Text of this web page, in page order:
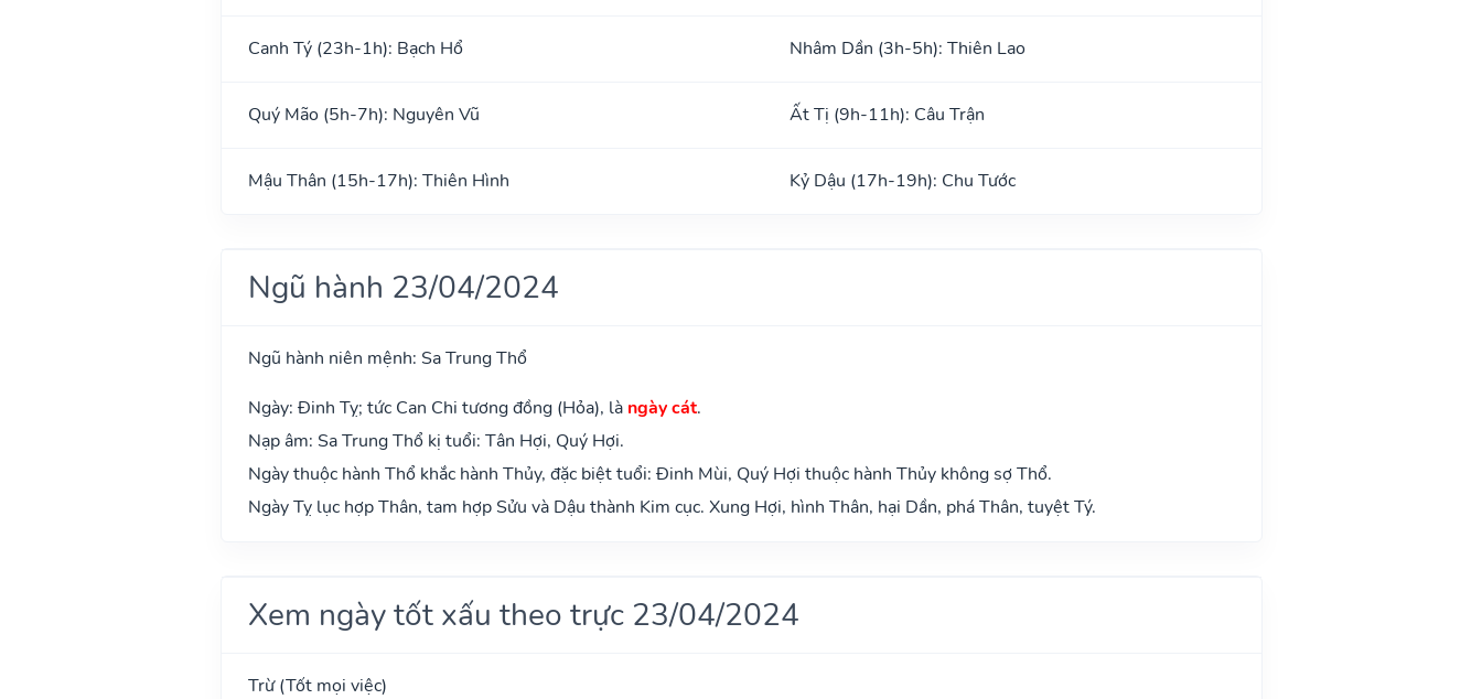
Canh Tý (23h-1h): Bạch Hổ Nhâm Dần (3h-5h): Thiên Lao
Quý Mão (5h-7h): Nguyên Vũ Ất Tị (9h-11h): Câu Trận
Mậu Thân (15h-17h): Thiên Hình Kỷ Dậu (17h-19h): Chu Tước
Ngũ hành 23/04/2024
Ngũ hành niên mệnh: Sa Trung Thổ
Ngày: Đinh Tỵ; tức Can Chi tương đồng (Hỏa), là ngày cát.
Nạp âm: Sa Trung Thổ kị tuổi: Tân Hợi, Quý Hợi.
Ngày thuộc hành Thổ khắc hành Thủy, đặc biệt tuổi: Đinh Mùi, Quý Hợi thuộc hành Thủy không sợ Thổ.
Ngày Tỵ lục hợp Thân, tam hợp Sửu và Dậu thành Kim cục. Xung Hợi, hình Thân, hại Dần, phá Thân, tuyệt Tý.
Xem ngày tốt xấu theo trực 23/04/2024
Trừ (Tốt mọi việc)